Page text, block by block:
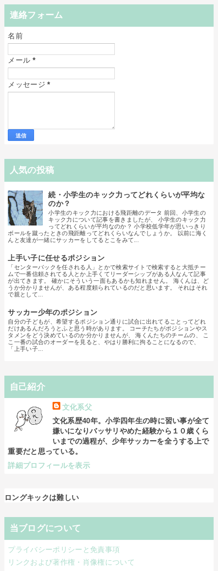
連絡フォーム
名前
メール *
メッセージ*
人気の投稿
続・小学生のキック力ってどれくらいが平均な
のか？
小学生のキック力における飛距離のデータ 前回、小学生の
キック力について記事を書きましたが、 小学生のキック力
ってどれくらいが平均なのか？ 小学校低学年が思いっきり
ボールを蹴ったときの飛距離ってどれくらいなんでしょうか。 以前に海く
んと友達が一緒にサッカーをしてるとこをみて...
上手い子に任せるポジション
「センターバックを任される人」とかで検索サイトで検索すると大抵チー
ムで一番信頼されてる人とか上手くてリーダーシップがある人なんて記事
が出てきます。 確かにそういう一面もあるかも知れません。 海くんは、ど
うか分かりませんが、ある程度頼られているのだと思います。 それはそれ
で親として...
サッカー少年のポジション
自分の子どもが、希望するポジション通りに試合に出れてることってどれ
だけあるんだろうとふと思う時があります。 コーチたちがポジションやス
タメンをどう決めているのか分かりませんが、 海くんたちのチームの、 こ
こ一番の試合のオーダーを見ると、やはり勝利に拘ることになるので、
「上手い子...
自己紹介
文化系父
文化系歴40年。小学四年生の時に習い事が全て
嫌いになりバッサリやめた経験から１０歳くら
いまでの過程が、少年サッカーを全うする上で
重要だと思っている。
詳細プロフィールを表示
ロングキックは難しい
当ブログについて
プライバシーポリシーと免責事項
リンクおよび著作権・肖像権について